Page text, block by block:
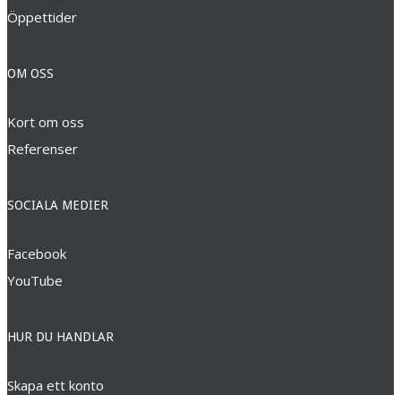
Öppettider
OM OSS
Kort om oss
Referenser
SOCIALA MEDIER
Facebook
YouTube
HUR DU HANDLAR
Skapa ett konto